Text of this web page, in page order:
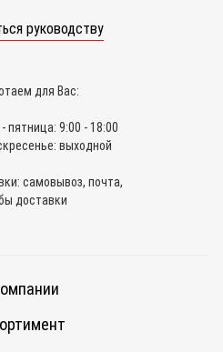
руководству
для Вас:
пятница: 9:00 - 18:00
выходной
самовывоз, почта,
доставки